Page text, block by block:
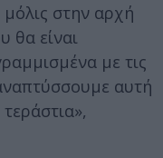
στην αρχή
θα είναι
με τις
αυτή